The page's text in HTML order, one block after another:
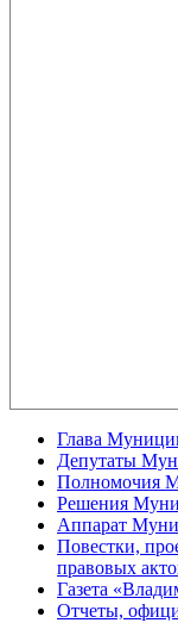
Глава
Депутаты
Полномочия
Решения
Аппарат
Повестки,
правовых
Газета
Отчеты,